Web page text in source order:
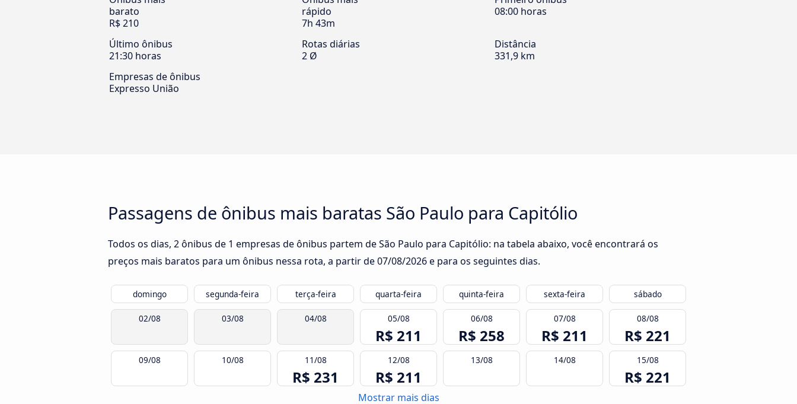
barato
R$ 210
rápido
7h 43m
08:00 horas
Último ônibus
21:30 horas
Rotas diárias
2 Ø
Distância
331,9 km
Empresas de ônibus
Expresso União
Passagens de ônibus mais baratas São Paulo para Capitólio
Todos os dias, 2 ônibus de 1 empresas de ônibus partem de São Paulo para Capitólio: na tabela abaixo, você encontrará os
preços mais baratos para um ônibus nessa rota, a partir de07/08/2026e para os seguintes dias.
domingo segunda-feira terça-feira quarta-feira quinta-feira sexta-feira sábado
02/08 03/08 04/08 05/08
R$ 211
06/08
R$ 258
07/08
R$ 211
08/08
R$ 221
09/08 10/08 11/08
R$ 231
12/08
R$ 211
13/08 14/08 15/08
R$ 221
Mostrar mais dias